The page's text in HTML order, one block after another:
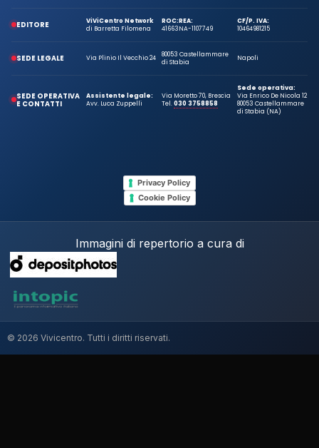
EDITORE
ViViCentro Network
di Barretta Filomena
ROC:
41663
REA:
NA-1107749
CF/P. IVA:
10464981215
SEDE LEGALE Via Plinio Il Vecchio 24
80053 Castellammare
di Stabia
Napoli
SEDE OPERATIVA
E CONTATTI
Assistente legale:
Avv. Luca Zuppelli
Via Moretto 70, Brescia
Tel.030 3758858
Sede operativa:
Via Enrico De Nicola 12
80053 Castellammare
di Stabia (NA)
Privacy Policy
Cookie Policy
Immagini di repertorio a cura di
© 2026 Vivicentro. Tutti i diritti riservati.